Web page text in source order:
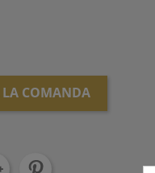
LA COMANDA